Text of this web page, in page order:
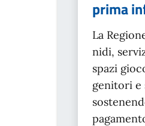
prima
La
nidi,
spazi
genitori e